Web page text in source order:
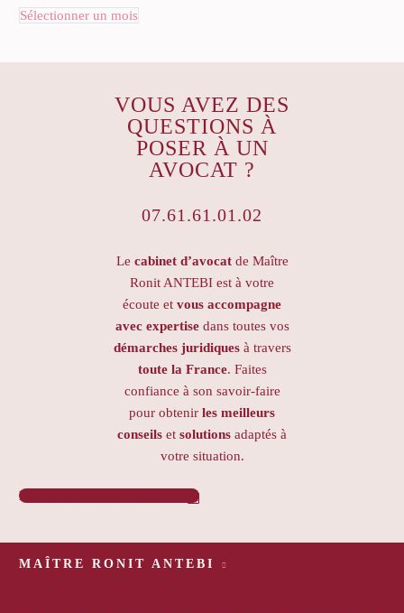
Sélectionner un mois
VOUS AVEZ DES
QUESTIONS À
POSER À UN
AVOCAT ?
07.61.61.01.02
Le cabinet d’avocatde Maître
Ronit ANTEBI est à votre
écoute et vous accompagne
avec expertisedans toutes vos
démarches juridiquesà travers
toute la France. Faites
confiance à son savoir-faire
pour obtenir les meilleurs
conseils et solutions adaptés à
votre situation.
PRENDRE RENDEZ-VOUS 
MAÎTRE RONIT ANTEBI